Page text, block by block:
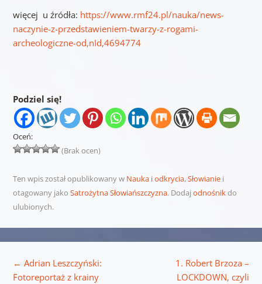
więcej u źródła: https://www.rmf24.pl/nauka/news-
naczynie-z-przedstawieniem-twarzy-z-rogami-
archeologiczne-od,nId,4694774
Podziel się!
Oceń:
(Brak ocen)
Ten wpis został opublikowany w Nauka i odkrycia,Słowianiei
otagowany jako Satrożytna Słowiańszczyzna. Dodaj odnośnikdo
ulubionych.
← Adrian Leszczyński:
Fotoreportaż z krainy
1. Robert Brzoza –
LOCKDOWN, czyli